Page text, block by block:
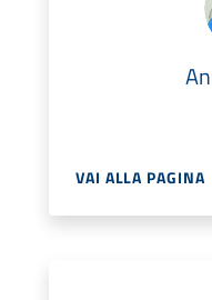
VAI ALLA PAGINA